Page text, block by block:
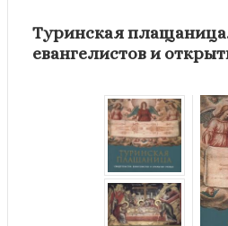
Туринская
евангелистов и